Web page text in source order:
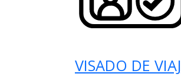
VISADO DE